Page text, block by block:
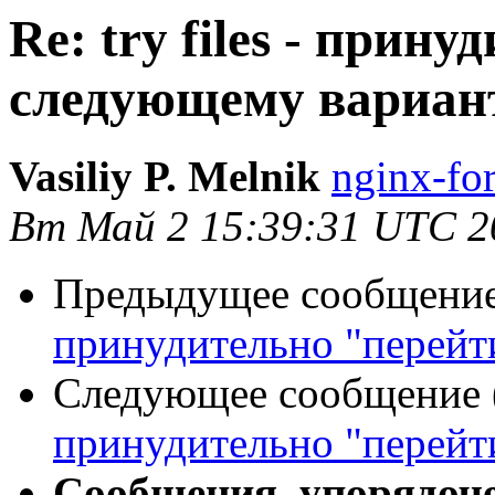
Re: try files -
следующему
Vasiliy P. Melnik nginx-
Вт Май 2 15:39:31 UTC
Предыдущее
принудительно
Следующее сообщение
принудительно